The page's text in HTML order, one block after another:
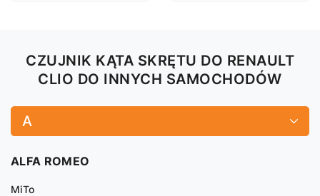
CZUJNIK KĄTA SKRĘTU DO RENAULT
CLIO DO INNYCH SAMOCHODÓW
A
ALFA ROMEO
MiTo